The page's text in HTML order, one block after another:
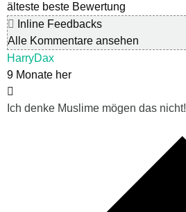
älteste beste Bewertung
Inline Feedbacks
Alle Kommentare ansehen
HarryDax
9 Monate her
Ich denke Muslime mögen das nicht!